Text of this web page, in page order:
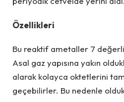
Özellikleri
Bu reaktif ametaller 7
Asal gaz yapısına yakın
alarak kolayca oktetlerini
geçebilirler. Bu nedenle